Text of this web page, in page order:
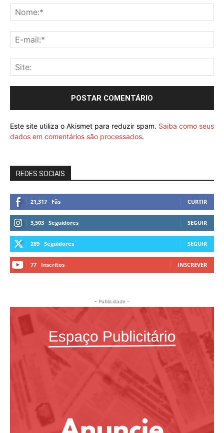
Este site utiliza o Akismet para reduzir spam. Saiba como seus
dados em comentários são processados.
REDES SOCIAIS
21,317 Fãs CURTIR
3,503 Seguidores SEGUIR
289 Seguidores SEGUIR
77 Inscritos INSCREVER
- Publicidade -